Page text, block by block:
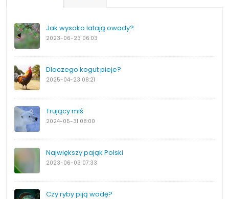
Jak wysoko latają owady?
2023-06-23 06:03
Dlaczego kogut pieje?
2025-04-23 08:21
Trujący miś
2024-05-31 08:00
Największy pająk Polski
2023-06-03 07:33
Czy ryby piją wodę?